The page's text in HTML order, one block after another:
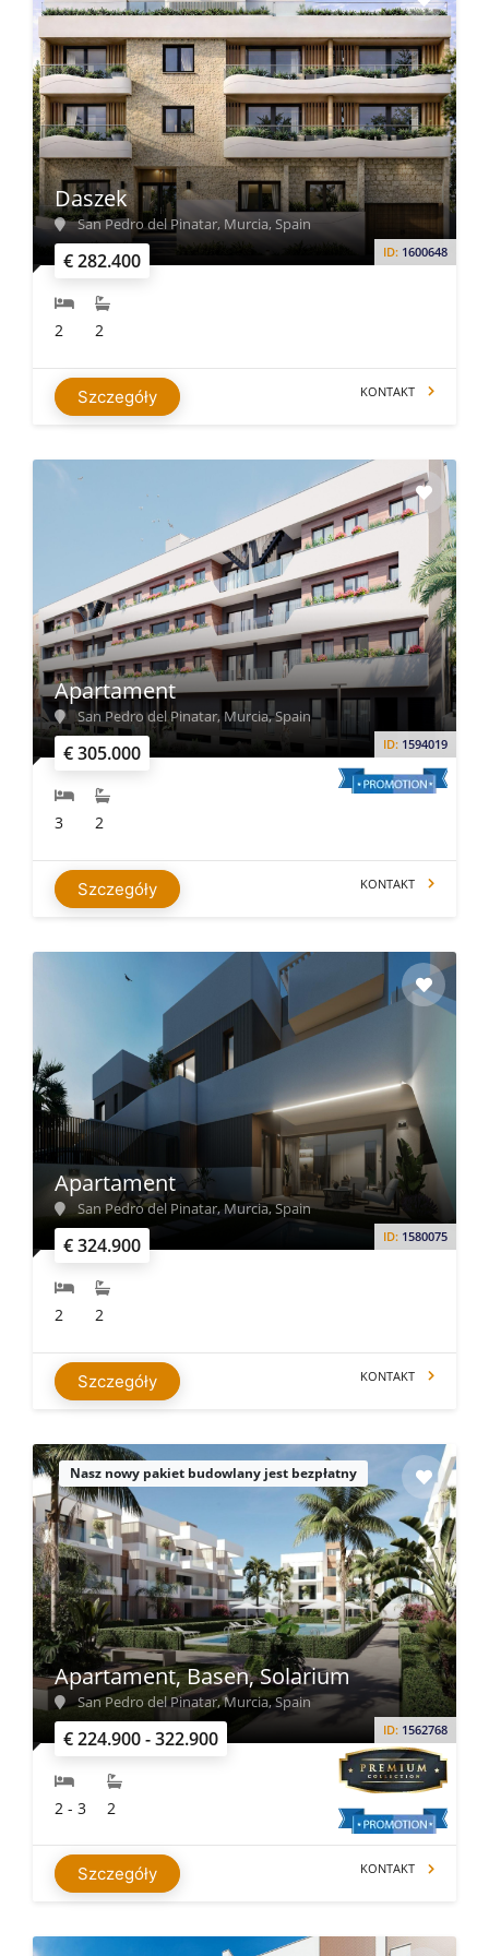
budżetów i preferencji. Wiele obiektów oferuje wspaniałe
widoki na Mar Menor lub znajduje się w odległości krótkiego
spaceru od plaży. Warto współpracować z renomowanym
pośrednikiem w obrocie nieruchomościami, który
przeprowadzi Cię przez proces zakupu i pomoże znaleźć
nieruchomość odpowiadającą Twoim potrzebom.
€ 282.400 ID: 1600648
Daszek
San Pedro del Pinatar, Murcia, Spain
2 2
Szczegóły KONTAKT
€ 305.000 ID: 1594019
Apartament
San Pedro del Pinatar, Murcia, Spain
3 2
Szczegóły KONTAKT
€ 324.900 ID: 1580075
Apartament
San Pedro del Pinatar, Murcia, Spain
2 2
Szczegóły KONTAKT
Nasz nowy pakiet budowlany jest bezpłatny
€ 224.900 - 322.900 ID: 1562768
Apartament, Basen, Solarium
San Pedro del Pinatar, Murcia, Spain
2 - 3 2
Szczegóły KONTAKT